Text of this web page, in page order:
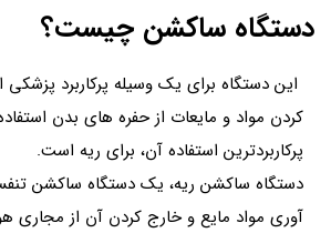
دستگاه ساکشن چیست؟
این دستگاه برای یک وسیله پرکاربرد
کردن مواد و مایعات از حفره های بدن
پرکاربردترین استفاده آن، برای ریه است.
دستگاه ساکشن ریه، یک دستگاه ساکشن
آوری مواد مایع و خارج کردن آن از مجاری